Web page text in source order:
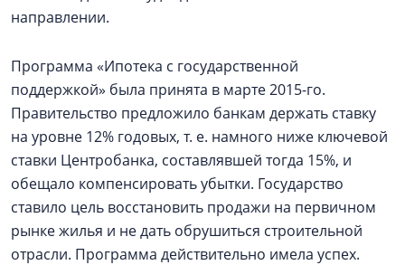
направлении.
Программа «Ипотека с государственной
поддержкой» была принята в марте 2015-го.
Правительство предложило банкам держать ставку
на уровне 12% годовых, т. е. намного ниже ключевой
ставки Центробанка, составлявшей тогда 15%, и
обещало компенсировать убытки. Государство
ставило цель восстановить продажи на первичном
рынке жилья и не дать обрушиться строительной
отрасли. Программа действительно имела успех.